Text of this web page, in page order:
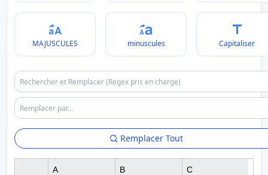
MAJUSCULES minuscules Capitaliser
Remplacer Tout
A B C